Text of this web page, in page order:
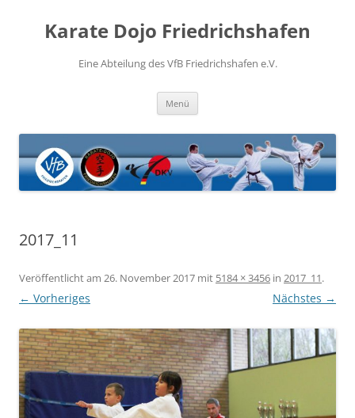
springenKarate Dojo Friedrichshafen
Eine Abteilung des VfB Friedrichshafen e.V.
Menü
2017_11
Veröffentlicht am 26. November 2017 mit 5184 × 3456 in 2017_11.
← Vorheriges Nächstes →